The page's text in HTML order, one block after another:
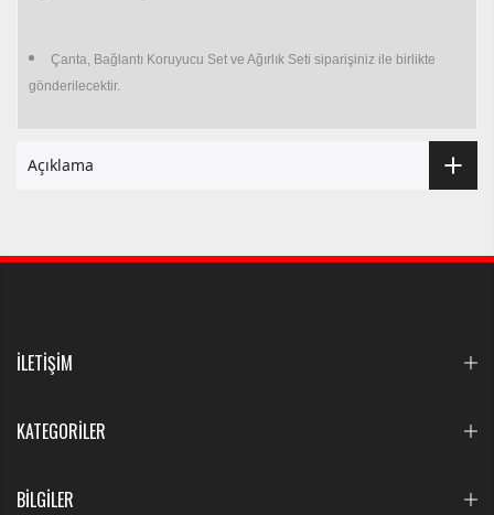
Çanta, Bağlantı Koruyucu Set ve Ağırlık Seti siparişiniz ile birlikte
gönderilecektir.
Açıklama
İLETİŞİM
KATEGORİLER
BİLGİLER